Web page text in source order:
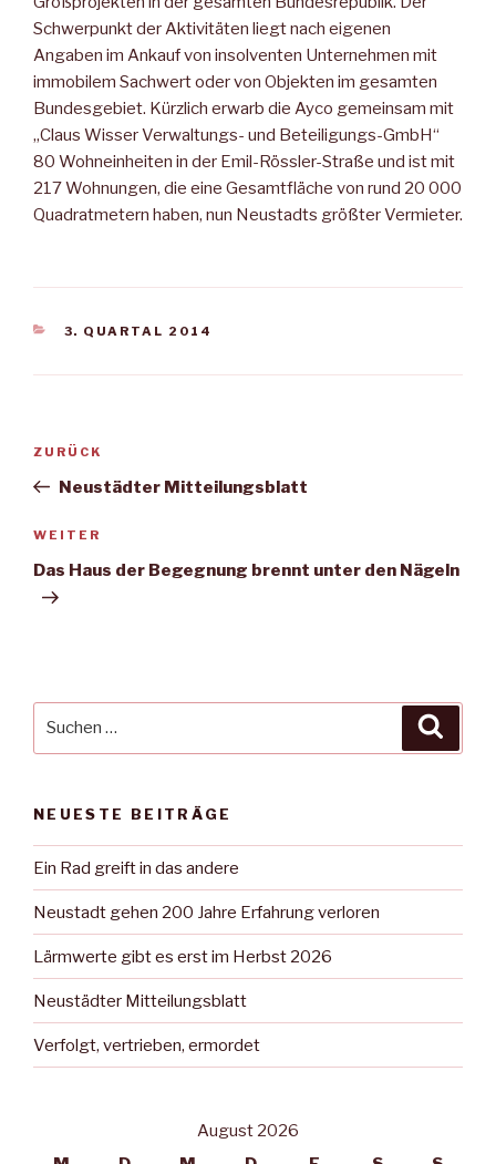
Schwerpunkt der Aktivitäten liegt nach eigenen
Angaben im Ankauf von insolventen Unternehmen mit
immobilem Sachwert oder von Objekten im gesamten
Bundesgebiet. Kürzlich erwarb die Ayco gemeinsam mit
„Claus Wisser Verwaltungs- und Beteiligungs-GmbH“
80 Wohneinheiten in der Emil-Rössler-Straße und ist mit
217 Wohnungen, die eine Gesamtfläche von rund 20 000
Quadratmetern haben, nun Neustadts größter Vermieter.
KATEGORIEN
3. QUARTAL 2014
Beitragsnavigation
Vorheriger
Beitrag
ZURÜCK
Neustädter Mitteilungsblatt
Nächster
Beitrag
WEITER
Das Haus der Begegnung brennt unter den Nägeln
NEUESTE BEITRÄGE
Ein Rad greift in das andere
Neustadt gehen 200 Jahre Erfahrung verloren
Lärmwerte gibt es erst im Herbst 2026
Neustädter Mitteilungsblatt
Verfolgt, vertrieben, ermordet
August 2026